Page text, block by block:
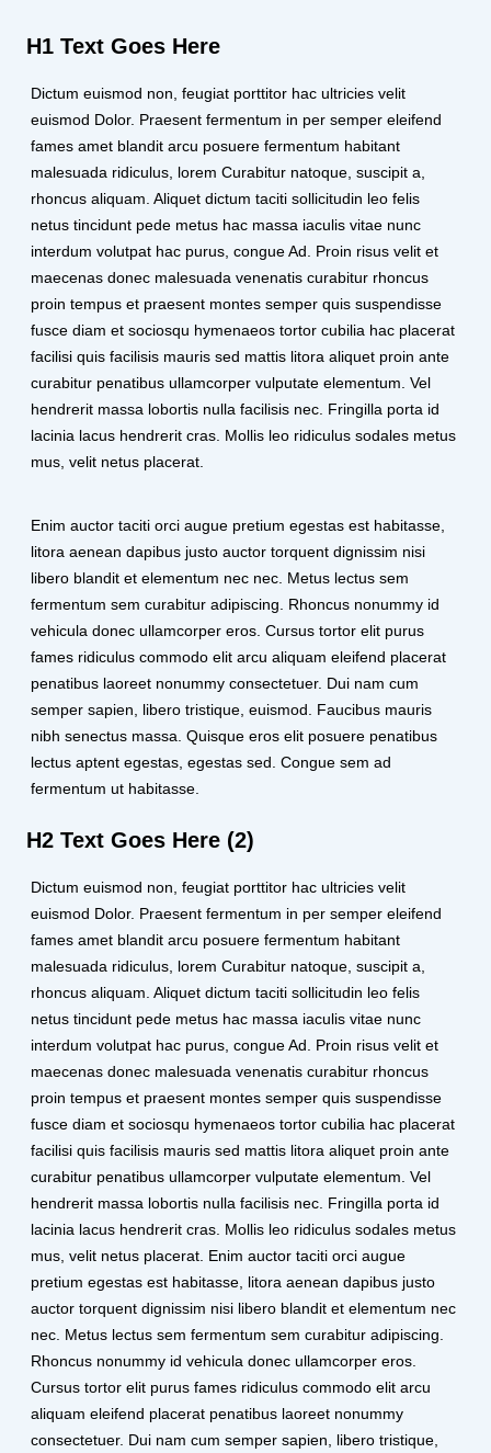
H1 Text Goes Here
Dictum euismod non, feugiat porttitor hac ultricies velit
euismod Dolor. Praesent fermentum in per semper eleifend
fames amet blandit arcu posuere fermentum habitant
malesuada ridiculus, lorem Curabitur natoque, suscipit a,
rhoncus aliquam. Aliquet dictum taciti sollicitudin leo felis
netus tincidunt pede metus hac massa iaculis vitae nunc
interdum volutpat hac purus, congue Ad. Proin risus velit et
maecenas donec malesuada venenatis curabitur rhoncus
proin tempus et praesent montes semper quis suspendisse
fusce diam et sociosqu hymenaeos tortor cubilia hac placerat
facilisi quis facilisis mauris sed mattis litora aliquet proin ante
curabitur penatibus ullamcorper vulputate elementum. Vel
hendrerit massa lobortis nulla facilisis nec. Fringilla porta id
lacinia lacus hendrerit cras. Mollis leo ridiculus sodales metus
mus, velit netus placerat.
Enim auctor taciti orci augue pretium egestas est habitasse,
litora aenean dapibus justo auctor torquent dignissim nisi
libero blandit et elementum nec nec. Metus lectus sem
fermentum sem curabitur adipiscing. Rhoncus nonummy id
vehicula donec ullamcorper eros. Cursus tortor elit purus
fames ridiculus commodo elit arcu aliquam eleifend placerat
penatibus laoreet nonummy consectetuer. Dui nam cum
semper sapien, libero tristique, euismod. Faucibus mauris
nibh senectus massa. Quisque eros elit posuere penatibus
lectus aptent egestas, egestas sed. Congue sem ad
fermentum ut habitasse.
H2 Text Goes Here (2)
Dictum euismod non, feugiat porttitor hac ultricies velit
euismod Dolor. Praesent fermentum in per semper eleifend
fames amet blandit arcu posuere fermentum habitant
malesuada ridiculus, lorem Curabitur natoque, suscipit a,
rhoncus aliquam. Aliquet dictum taciti sollicitudin leo felis
netus tincidunt pede metus hac massa iaculis vitae nunc
interdum volutpat hac purus, congue Ad. Proin risus velit et
maecenas donec malesuada venenatis curabitur rhoncus
proin tempus et praesent montes semper quis suspendisse
fusce diam et sociosqu hymenaeos tortor cubilia hac placerat
facilisi quis facilisis mauris sed mattis litora aliquet proin ante
curabitur penatibus ullamcorper vulputate elementum. Vel
hendrerit massa lobortis nulla facilisis nec. Fringilla porta id
lacinia lacus hendrerit cras. Mollis leo ridiculus sodales metus
mus, velit netus placerat. Enim auctor taciti orci augue
pretium egestas est habitasse, litora aenean dapibus justo
auctor torquent dignissim nisi libero blandit et elementum nec
nec. Metus lectus sem fermentum sem curabitur adipiscing.
Rhoncus nonummy id vehicula donec ullamcorper eros.
Cursus tortor elit purus fames ridiculus commodo elit arcu
aliquam eleifend placerat penatibus laoreet nonummy
consectetuer. Dui nam cum semper sapien, libero tristique,